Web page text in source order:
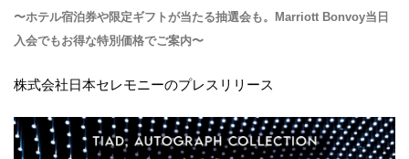
〜ホテル宿泊券や限定ギフトが当たる抽選会も。Marriott Bonvoy当日
入会でもお得な特別価格でご案内〜
株式会社日本セレモニーのプレスリリース